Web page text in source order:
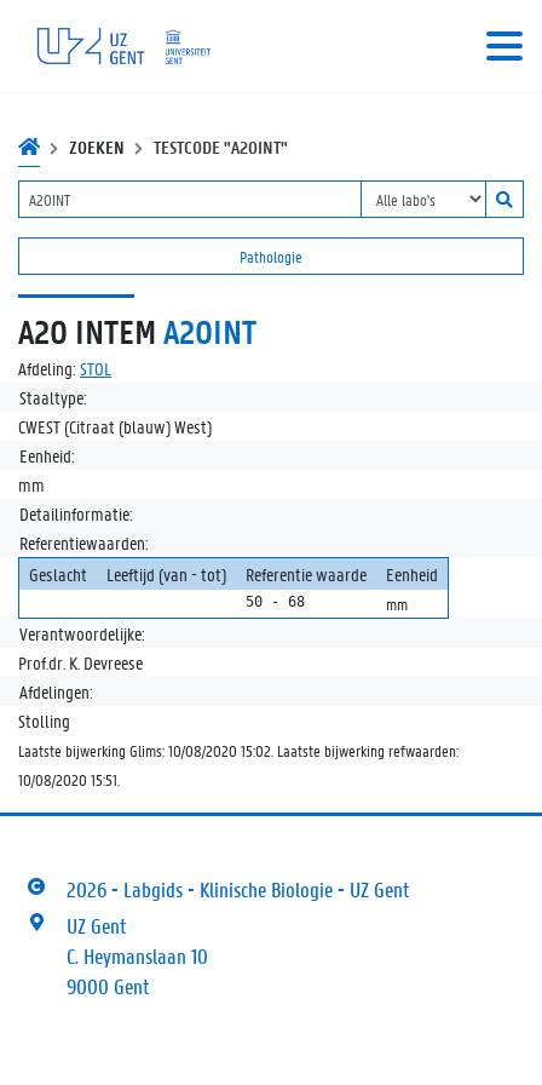
ZOEKEN TESTCODE "A20INT"
Pathologie
A20 INTEM A20INT
Afdeling: STOL
Staaltype:
CWEST (Citraat (blauw) West)
Eenheid:
mm
Detailinformatie:
Referentiewaarden:
Geslacht
Leeftijd (van - tot) Referentie waarde Eenheid
50 - 68 mm
Verantwoordelijke:
Prof.dr. K. Devreese
Afdelingen:
Stolling
Laatste bijwerking Glims: 10/08/2020 15:02. Laatste bijwerking refwaarden:
10/08/2020 15:51.
2026 - Labgids - Klinische Biologie - UZ Gent
UZ Gent
C. Heymanslaan 10
9000 Gent